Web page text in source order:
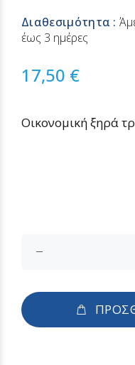
Διαθεσιμότητα :
έως 3 ημέρες
17,50 €
Οικονομική ξηρά